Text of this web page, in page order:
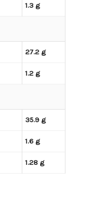
1.3 g
27.2 g
1.2 g
35.9 g
1.6 g
1.28 g